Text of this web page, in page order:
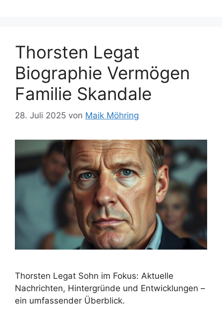
Thorsten Legat
Biographie Vermögen
Familie Skandale
28. Juli 2025 von Maik Möhring
Thorsten Legat Sohn im Fokus: Aktuelle
Nachrichten, Hintergründe und Entwicklungen –
ein umfassender Überblick.